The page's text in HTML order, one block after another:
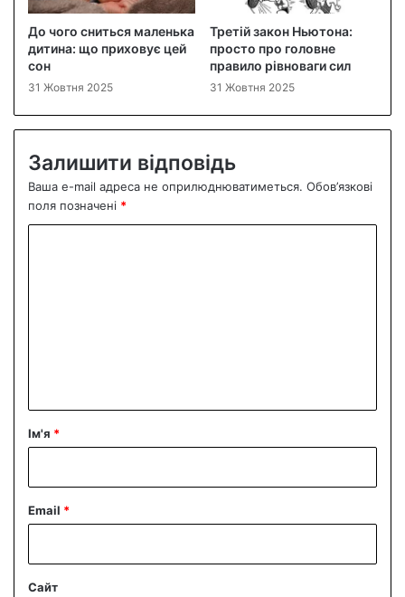
До чого сниться маленька
дитина: що приховує цей
сон
31 Жовтня 2025
Третій закон Ньютона:
просто про головне
правило рівноваги сил
31 Жовтня 2025
Залишити відповідь
Ваша e-mail адреса не оприлюднюватиметься. Обов’язкові
поля позначені *
рІм'я *
Email *
Сайт